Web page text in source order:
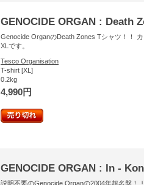
GENOCIDE ORGAN : Death
Genocide OrganのDeath Zones Tシャツ！！
XLです。
Tesco Organisation
T-shirt [XL]
0.2kg
4,990円
GENOCIDE ORGAN : In -
説明不要のGenocide Organの2004年超名盤！